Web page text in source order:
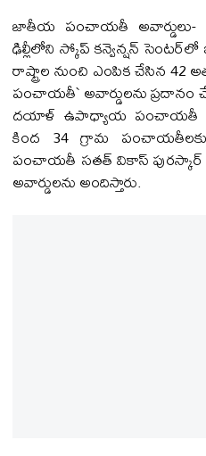
జాతీయ పంచాయతీ అవార్డులు-
ఢిల్లీలోని స్కోప్ కన్వెన్షన్
రాష్ట్రాల నుంచి ఎంపిక చేసిన‌
పంచాయ‌తీ` అవార్డులను
దయాళ్ ఉపాధ్యాయ పంచాయతీ
కింద 34 గ్రామ
పంచాయతీ సతత్ వికాస్
అవార్డులను అందిస్తారు.